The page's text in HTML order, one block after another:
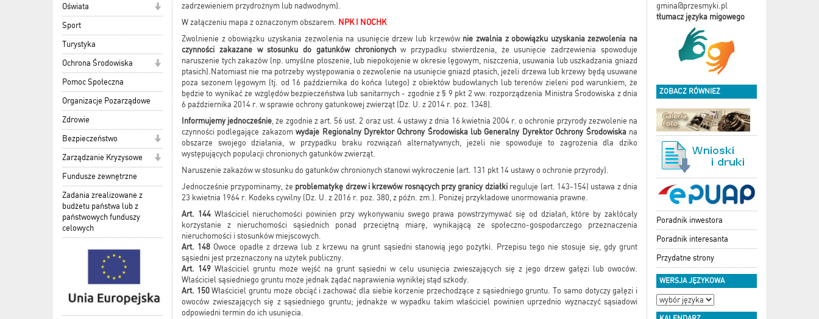
Oświata
Sport
Turystyka
Ochrona Środowiska
Pomoc Społeczna
Organizacje Pozarządowe
Zdrowie
Bezpieczeństwo
Zarządzanie Kryzysowe
Fundusze zewnętrzne
Zadania zrealizowane z
budżetu państwa lub z
państwowych funduszy
celowych
zadrzewieniem przydrożnym lub nadwodnym).
W załączeniu mapa z oznaczonym obszarem. NPK I NOCHK
Zwolnienie z obowiązku uzyskania zezwolenia na usunięcie drzew lub krzewów nie zwalnia z obowiązku uzyskania zezwolenia na
czynności zakazane w stosunku do gatunków chronionychw przypadku stwierdzenia, że usunięcie zadrzewienia spowoduje
naruszenie tych zakazów (np. umyślne płoszenie, lub niepokojenie w okresie lęgowym, niszczenia, usuwania lub uszkadzania gniazd
ptasich).Natomiast nie ma potrzeby występowania o zezwolenie na usunięcie gniazd ptasich, jeżeli drzewa lub krzewy będą usuwane
poza sezonem lęgowym (tj. od 16 października do końca lutego) z obiektów budowlanych lub terenów zieleni pod warunkiem, że
będzie to wynikać ze względów bezpieczeństwa lub sanitarnych - zgodnie z § 9 pkt 2 ww. rozporządzenia Ministra Środowiska z dnia
6 października 2014 r. w sprawie ochrony gatunkowej zwierząt (Dz. U. z 2014 r. poz. 1348).
Informujemy jednocześnie, że zgodnie z art. 56 ust. 2 oraz ust. 4 ustawy z dnia 16 kwietnia 2004 r. o ochronie przyrody zezwolenie na
czynności podlegające zakazomwydaje Regionalny Dyrektor Ochrony Środowiska lub Generalny Dyrektor Ochrony Środowiskana
obszarze swojego działania, w przypadku braku rozwiązań alternatywnych, jeżeli nie spowoduje to zagrożenia dla dziko
występujących populacji chronionych gatunków zwierząt.
Naruszenie zakazów w stosunku do gatunków chronionych stanowi wykroczenie (art. 131 pkt 14 ustawy o ochronie przyrody).
Jednocześnie przypominamy, że problematykę drzew i krzewów rosnących przy granicy działki reguluje (art. 143-154) ustawa z dnia
23 kwietnia 1964 r. Kodeks cywilny (Dz. U. z 2016 r. poz. 380, z późn. zm.). Poniżej przykładowe unormowania prawne.
Art. 144Właściciel nieruchomości powinien przy wykonywaniu swego prawa powstrzymywać się od działań, które by zakłócały
korzystanie z nieruchomości sąsiednich ponad przeciętną miarę, wynikającą ze społeczno-gospodarczego przeznaczenia
nieruchomości i stosunków miejscowych.
Art. 148 Owoce opadłe z drzewa lub z krzewu na grunt sąsiedni stanowią jego pożytki. Przepisu tego nie stosuje się, gdy grunt
sąsiedni jest przeznaczony na użytek publiczny.
Art. 149 Właściciel gruntu może wejść na grunt sąsiedni w celu usunięcia zwieszających się z jego drzew gałęzi lub owoców.
Właściciel sąsiedniego gruntu może jednak żądać naprawienia wynikłej stąd szkody.
Art. 150Właściciel gruntu może obciąć i zachować dla siebie korzenie przechodzące z sąsiedniego gruntu. To samo dotyczy gałęzi i
owoców zwieszających się z sąsiedniego gruntu; jednakże w wypadku takim właściciel powinien uprzednio wyznaczyć sąsiadowi
odpowiedni termin do ich usunięcia.
gmina@przesmyki.pl
tłumacz języka migowego
ZOBACZ RÓWNIEŻ
Poradnik inwestora
Poradnik interesanta
Przydatne strony
WERSJA JĘZYKOWA